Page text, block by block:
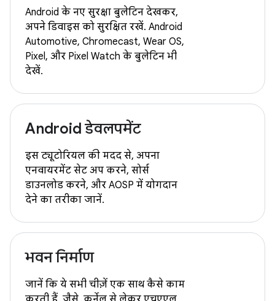
Android के नए सुरक्षा बुलेटिन देखकर,
अपने डिवाइस को सुरक्षित रखें. Android
Automotive, Chromecast, Wear OS,
Pixel, और Pixel Watch के बुलेटिन भी
देखें.
Android डेवलपमेंट
इस ट्यूटोरियल की मदद से, अपना
एनवायरमेंट सेट अप करने, सोर्स
डाउनलोड करने, और AOSP में योगदान
देने का तरीका जानें.
भवन निर्माण
जानें कि ये सभी चीज़ें एक साथ कैसे काम